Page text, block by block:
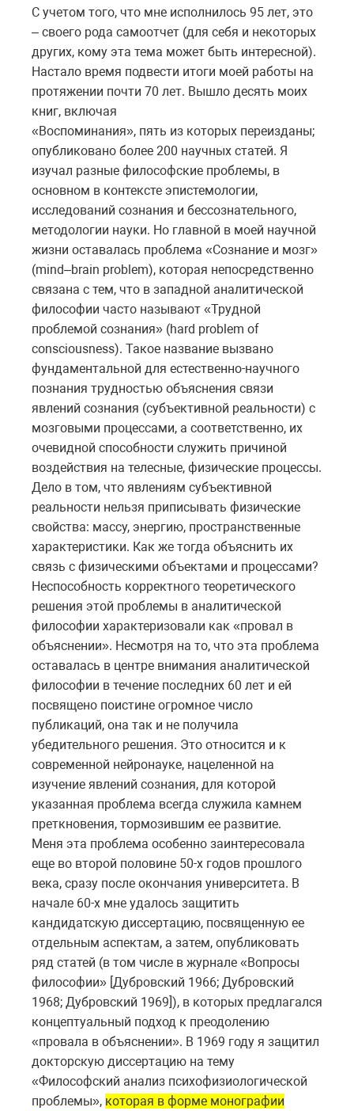
С учетом того, что мне исполнилось 95 лет, это
– своего рода самоотчет (для себя и некоторых
других, кому эта тема может быть интересной).
Настало время подвести итоги моей работы на
протяжении почти 70 лет. Вышло десять моих
книг, включая
«Воспоминания», пять из которых переизданы;
опубликовано более 200 научных статей. Я
изучал разные философские проблемы, в
основном в контексте эпистемологии,
исследований сознания и бессознательного,
методологии науки. Но главной в моей научной
жизни оставалась проблема «Сознание и мозг»
(mind–brain problem), которая непосредственно
связана с тем, что в западной аналитической
философии часто называют «Трудной
проблемой сознания» (hard problem of
consciousness). Такое название вызвано
фундаментальной для естественно-научного
познания трудностью объяснения связи
явлений сознания (субъективной реальности) с
мозговыми процессами, а соответственно, их
очевидной способности служить причиной
воздействия на телесные, физические процессы.
Дело в том, что явлениям субъективной
реальности нельзя приписывать физические
свойства: массу, энергию, пространственные
характеристики. Как же тогда объяснить их
связь с физическими объектами и процессами?
Неспособность корректного теоретического
решения этой проблемы в аналитической
философии характеризовали как «провал в
объяснении». Несмотря на то, что эта проблема
оставалась в центре внимания аналитической
философии в течение последних 60 лет и ей
посвящено поистине огромное число
публикаций, она так и не получила
убедительного решения. Это относится и к
современной нейронауке, нацеленной на
изучение явлений сознания, для которой
указанная проблема всегда служила камнем
преткновения, тормозившим ее развитие.
Меня эта проблема особенно заинтересовала
еще во второй половине 50-х годов прошлого
века, сразу после окончания университета. В
начале 60-х мне удалось защитить
кандидатскую диссертацию, посвященную ее
отдельным аспектам, а затем, опубликовать
ряд статей (в том числе в журнале «Вопросы
философии» [Дубровский 1966; Дубровский
1968; Дубровский 1969]), в которых предлагался
концептуальный подход к преодолению
«провала в объяснении». В 1969 году я защитил
докторскую диссертацию на тему
«Философский анализ психофизиологической
проблемы», которая в форме монографии